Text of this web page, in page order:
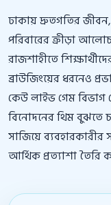
ঢাকায় দ্রুতগতির জীবন,
পরিবারের ক্রীড়া
রাজশাহীতে
ব্রাউজিংয়ের ধরনেও
কেউ লাইভ গেম বিভাগ
বিনোদনের থিম বুঝতে
সাজিয়ে
আর্থিক প্রত্যাশা তৈরি